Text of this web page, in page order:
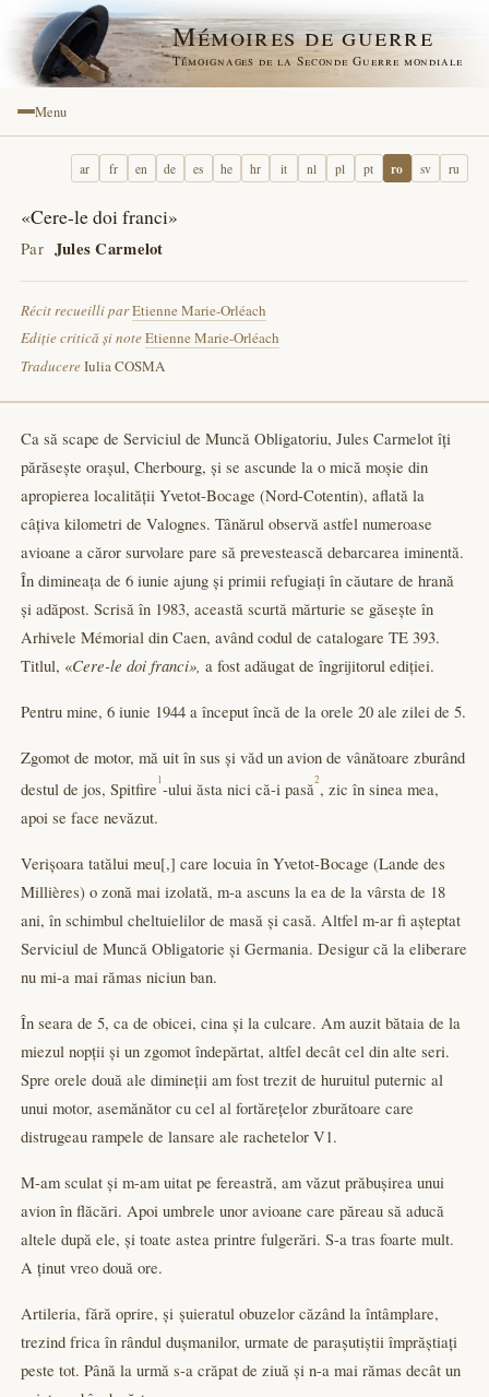
Mémoires de guerre
Témoignages de la Seconde Guerre mondiale
Menu
ar fr en de es he hr it nl pl pt ro sv ru
«Cere-le doi franci»
Par Jules Carmelot
Récit recueilli parEtienne Marie-Orléach
Ediție critică și noteEtienne Marie-Orléach
TraducereIulia COSMA
Ca să scape de Serviciul de Muncă Obligatoriu, Jules Carmelot îți
părăsește orașul, Cherbourg, și se ascunde la o mică moșie din
apropierea localității Yvetot-Bocage (Nord-Cotentin), aflată la
câțiva kilometri de Valognes. Tânărul observă astfel numeroase
avioane a căror survolare pare să prevestească debarcarea iminentă.
În dimineața de 6 iunie ajung și primii refugiați în căutare de hrană
și adăpost. Scrisă în 1983, această scurtă mărturie se găsește în
Arhivele Mémorial din Caen, având codul de catalogare TE 393.
Titlul, «Cere-le doi franci», a fost adăugat de îngrijitorul ediției.
Pentru mine, 6 iunie 1944 a început încă de la orele 20 ale zilei de 5.
Zgomot de motor, mă uit în sus și văd un avion de vânătoare zburând
destul de jos, Spitfire1-ului ăsta nici că-i pasă2, zic în sinea mea,
apoi se face nevăzut.
Verișoara tatălui meu[,] care locuia în Yvetot-Bocage (Lande des
Millières) o zonă mai izolată, m-a ascuns la ea de la vârsta de 18
ani, în schimbul cheltuielilor de masă și casă. Altfel m-ar fi așteptat
Serviciul de Muncă Obligatorie și Germania. Desigur că la eliberare
nu mi-a mai rămas niciun ban.
În seara de 5, ca de obicei, cina și la culcare. Am auzit bătaia de la
miezul nopții și un zgomot îndepărtat, altfel decât cel din alte seri.
Spre orele două ale dimineții am fost trezit de huruitul puternic al
unui motor, asemănător cu cel al fortărețelor zburătoare care
distrugeau rampele de lansare ale rachetelor V1.
M-am sculat și m-am uitat pe fereastră, am văzut prăbușirea unui
avion în flăcări. Apoi umbrele unor avioane care păreau să aducă
altele după ele, și toate astea printre fulgerări. S-a tras foarte mult.
A ținut vreo două ore.
Artileria, fără oprire, și șuieratul obuzelor căzând la întâmplare,
trezind frica în rândul dușmanilor, urmate de parașutiștii împrăștiați
peste tot. Până la urmă s-a crăpat de ziuă și n-a mai rămas decât un